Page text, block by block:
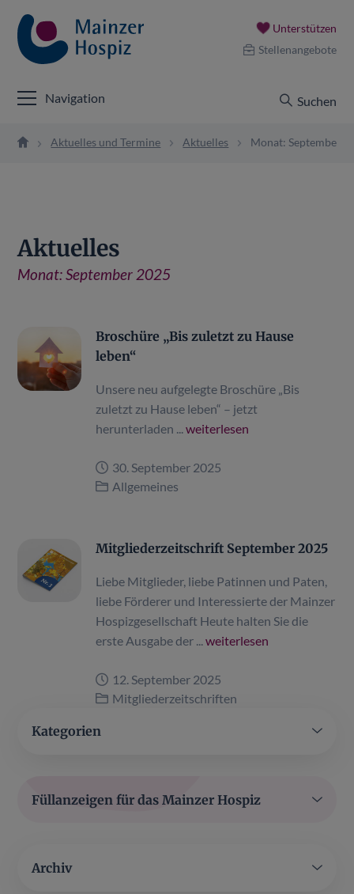
Unterstützen
Stellenangebote
Navigation Suchen
Aktuelles und Termine Aktuelles Monat: September
Aktuelles
Monat:September 2025
Broschüre „Bis zuletzt zu Hause
leben“
Unsere neu aufgelegte Broschüre „Bis
zuletzt zu Hause leben“ – jetzt
herunterladen ...weiterlesen
30. September 2025
Allgemeines
Mitgliederzeitschrift September 2025
Liebe Mitglieder, liebe Patinnen und Paten,
liebe Förderer und Interessierte der Mainzer
Hospizgesellschaft Heute halten Sie die
erste Ausgabe der ... weiterlesen
12. September 2025
Mitgliederzeitschriften
Kategorien
Füllanzeigen für das Mainzer Hospiz
Archiv